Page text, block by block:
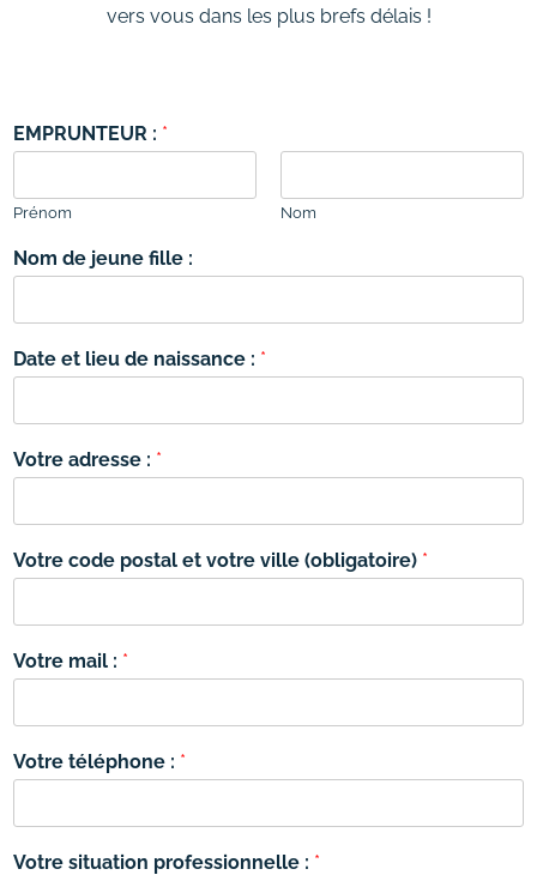
vers vous dans les plus brefs délais !
EMPRUNTEUR : *
Prénom Nom
Nom de jeune fille :
Date et lieu de naissance : *
Votre adresse : *
Votre code postal et votre ville (obligatoire) *
Votre mail : *
Votre téléphone : *
Votre situation professionnelle : *